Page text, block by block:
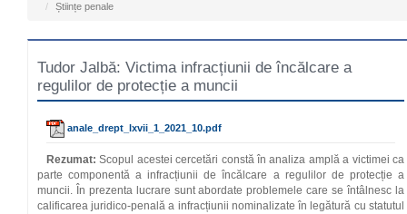
Științe penale
Tudor Jalbă: Victima infracțiunii de încălcare a
regulilor de protecție a muncii
anale_drept_lxvii_1_2021_10.pdf
Rezumat: Scopul acestei cercetări constă în analiza amplă a victimei ca
parte componentă a infracțiunii de încălcare a regulilor de protecție a
muncii. În prezenta lucrare sunt abordate problemele care se întâlnesc la
calificarea juridico-penală a infracțiunii nominalizate în legătură cu statutul